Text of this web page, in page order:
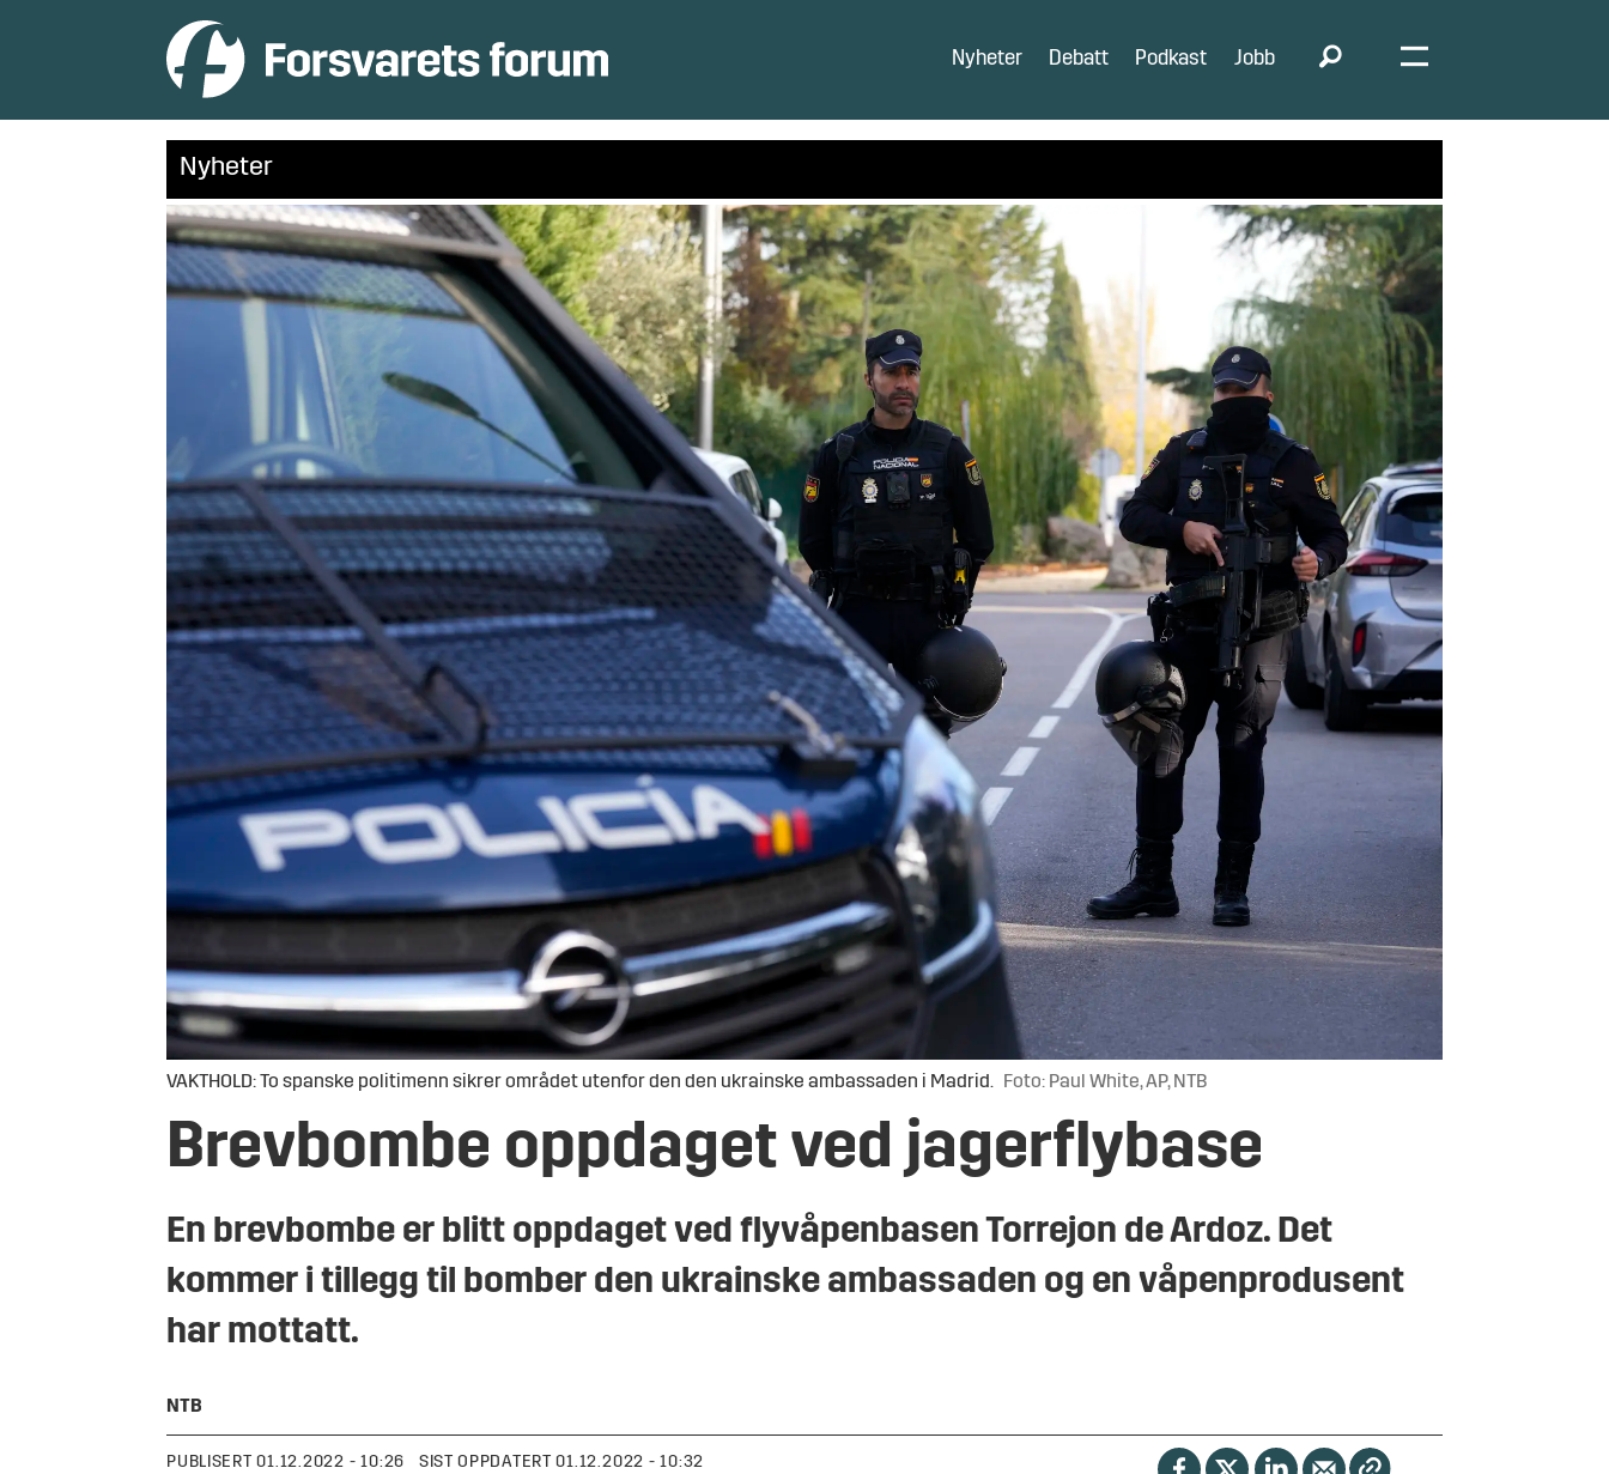
Nyheter Debatt Podkast Jobb
Nyheter
VAKTHOLD: To spanske politimenn sikrer området utenfor den den ukrainske ambassaden i Madrid. Foto: Paul White, AP, NTB
Brevbombe oppdaget ved jagerflybase
En brevbombe er blitt oppdaget ved flyvåpenbasen Torrejon de Ardoz. Det
kommer i tillegg til bomber den ukrainske ambassaden og en våpenprodusent
har mottatt.
NTB
PUBLISERT 01.12.2022 - 10:26 SIST OPPDATERT 01.12.2022 - 10:32